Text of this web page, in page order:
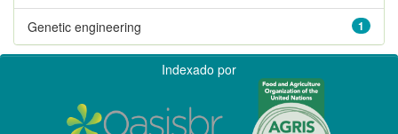
1
Genetic engineering
Indexado por